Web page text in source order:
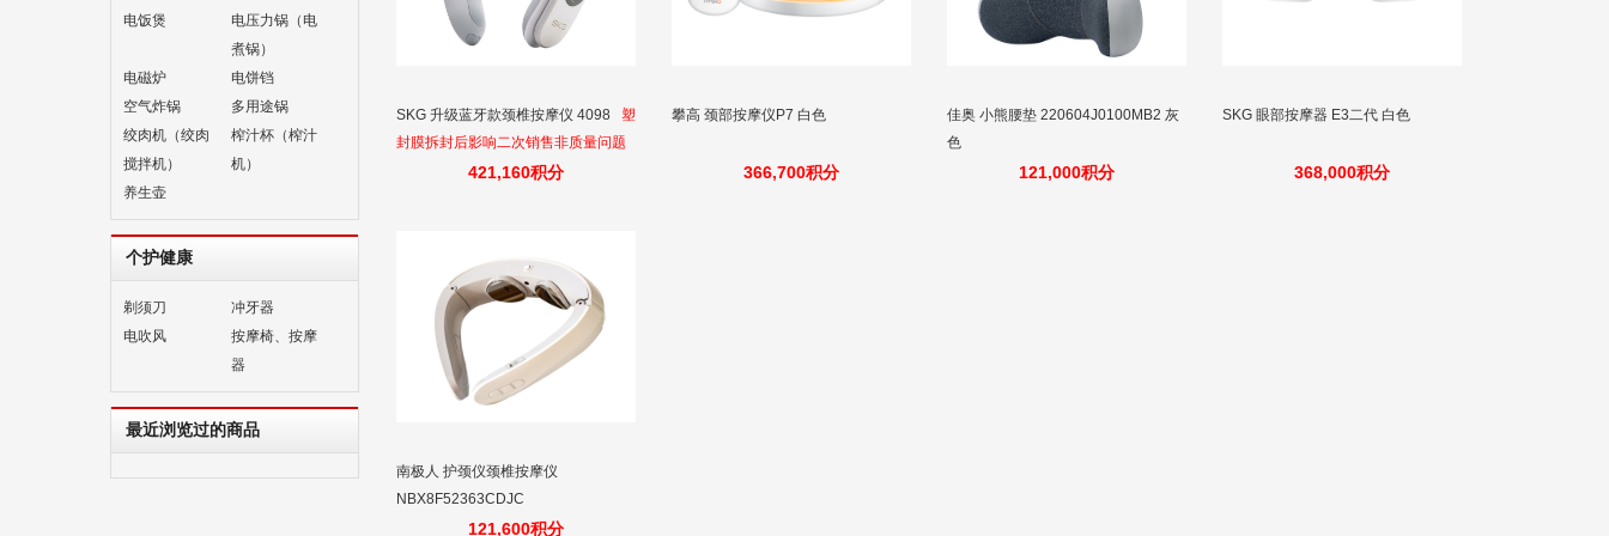
电饭煲
电压力锅（电
煮锅）
电磁炉
电饼铛
空气炸锅
多用途锅
绞肉机（绞肉
搅拌机）
榨汁杯（榨汁
机）
养生壶
个护健康
剃须刀
冲牙器
电吹风
按摩椅、按摩
器
最近浏览过的商品
SKG 升级蓝牙款颈椎按摩仪 4098
塑
封膜拆封后影响二次销售非质量问题
421,160积分
攀高 颈部按摩仪P7 白色
366,700积分
佳奥 小熊腰垫 220604J0100MB2 灰
色
121,000积分
SKG 眼部按摩器 E3二代 白色
368,000积分
南极人 护颈仪颈椎按摩仪
NBX8F52363CDJC
121,600积分